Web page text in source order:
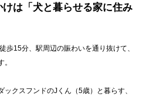
は「犬と暮らせる家に住み
歩15分、駅周辺の賑わいを通り抜けて、
クスフンドのJくん（5歳）と暮らす、